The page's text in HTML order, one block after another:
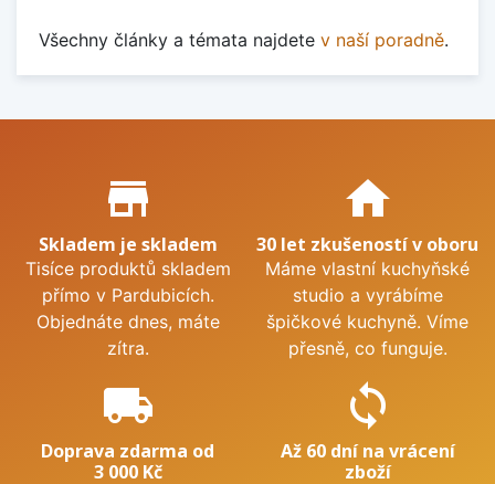
Všechny články a témata najdete v naší poradně.
Proč nakupovat u nás?
store_mall_directory
Skladem je skladem
Tisíce produktů skladem
přímo v Pardubicích.
Objednáte dnes, máte
zítra.
home
30 let zkušeností v oboru
Máme vlastní kuchyňské
studio a vyrábíme
špičkové kuchyně. Víme
přesně, co funguje.
local_shipping
Doprava zdarma od
3 000 Kč
sync
Až 60 dní na vrácení
zboží